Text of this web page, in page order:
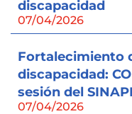
discapacidad
07/04/2026
Fortalecimiento
discapacidad:
sesión del
07/04/2026